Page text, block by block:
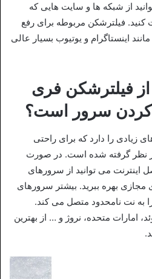
از شبکه ها و سایت هایی که
فیلترشکن مربوطه برای رفع
اینستاگرام و یوتیوب بسیار عالی
از فیلترشکن فری
کردن سرور است؟
زیادی را دارد که برای راحتی
در نظر گرفته شده است. در صورت
اینترنت می توانید از سرورهای
بهره ببرید. بیشتر سرورهای
به نت نامحدود متصل می کند.
امارات متحده، نروژ و … از بهترین